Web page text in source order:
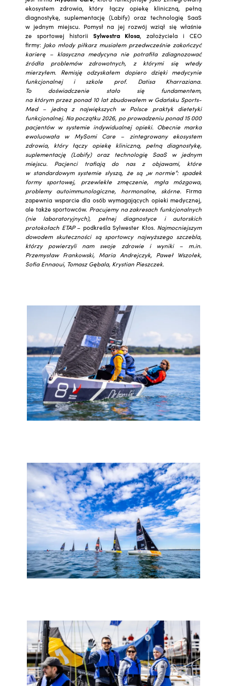
ekosystem zdrowia, który łączy opiekę kliniczną, pełną
diagnostykę, suplementację (Labify) oraz technologię SaaS
w jednym miejscu. Pomysł na jej rozwój wziął się właśnie
ze sportowej historii Sylwestra Kłosa, założyciela i CEO
firmy: Jako młody piłkarz musiałem przedwcześnie zakończyć
karierę – klasyczna medycyna nie potrafiła zdiagnozować
źródła problemów zdrowotnych, z którymi się wtedy
mierzyłem. Remisję odzyskałem dopiero dzięki medycynie
funkcjonalnej i szkole prof. Datisa Kharraziana.
To doświadczenie stało się fundamentem,
na którym przez ponad 10 lat zbudowałem w Gdańsku Sports-
Med – jedną z największych w Polsce praktyk dietetyki
funkcjonalnej. Na początku 2026, po prowadzeniu ponad 15 000
pacjentów w systemie indywidualnej opieki. Obecnie marka
ewoluowała w MySomi Care – zintegrowany ekosystem
zdrowia, który łączy opiekę kliniczną, pełną diagnostykę,
suplementację (Labify) oraz technologię SaaS w jednym
miejscu. Pacjenci trafiają do nas z objawami, które
w standardowym systemie słyszą, że są „w normie”: spadek
formy sportowej, przewlekłe zmęczenie, mgła mózgowa,
problemy autoimmunologiczne, hormonalne, skórne. Firma
zapewnia wsparcie dla osób wymagających opieki medycznej,
ale także sportowców. Pracujemy na zakresach funkcjonalnych
(nie laboratoryjnych), pełnej diagnostyce i autorskich
protokołach ETAP– podkreśla Sylwester Kłos. Najmocniejszym
dowodem skuteczności są sportowcy najwyższego szczebla,
którzy powierzyli nam swoje zdrowie i wyniki – m.in.
Przemysław Frankowski, Maria Andrejczyk, Paweł Wszołek,
Sofia Ennaoui, Tomasz Gębala, Krystian Pieszczek.